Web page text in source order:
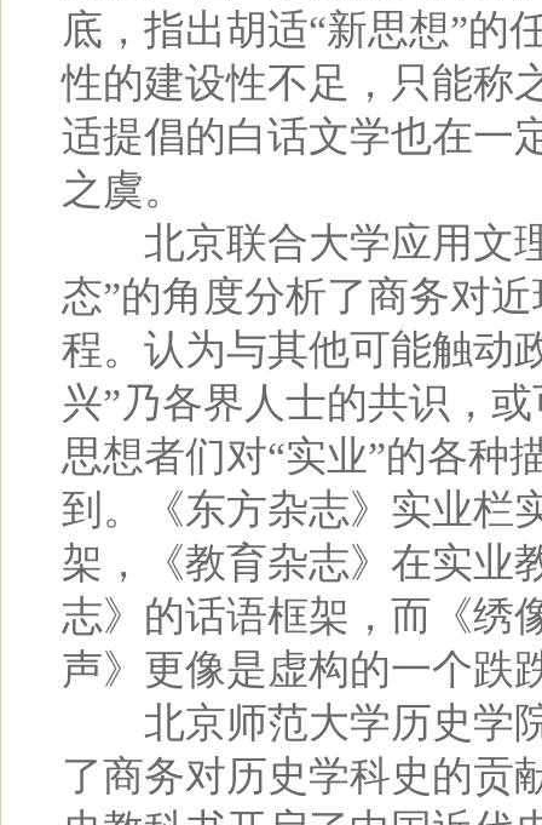
底，指出胡适“新思想”的
性的建设性不足，只能称
适提倡的白话文学也在一
之虞。
北京联合大学应用文理
态”的角度分析了商务对
程。认为与其他可能触动
兴”乃各界人士的共识，
思想者们对“实业”的各种
到。《东方杂志》实业栏
架，《教育杂志》在实业
志》的话语框架，而《绣
声》更像是虚构的一个跌
北京师范大学历史学院
了商务对历史学科史的贡